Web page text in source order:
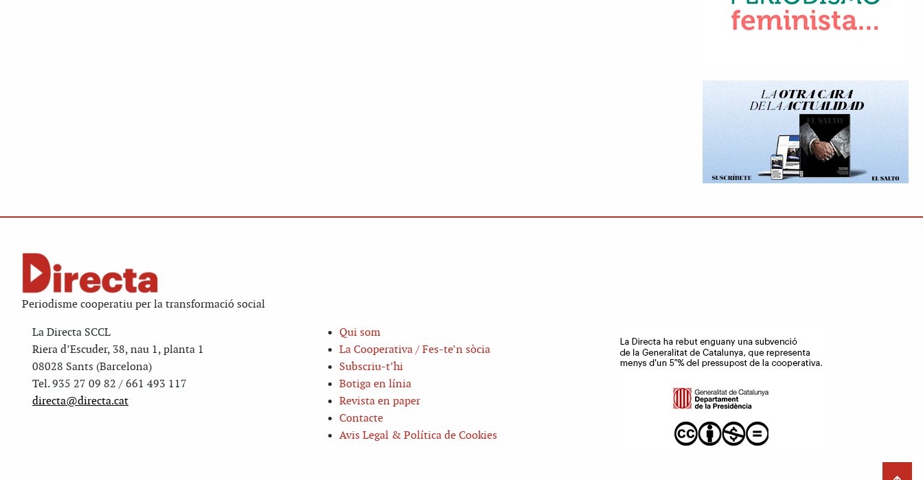
Periodisme cooperatiu per la transformació social
La Directa SCCL
Riera d’Escuder, 38, nau 1, planta 1
08028 Sants (Barcelona)
Tel. 935 27 09 82 / 661 493 117
directa@directa.cat
Qui som
La Cooperativa / Fes-te’n sòcia
Subscriu-t’hi
Botiga en línia
Revista en paper
Contacte
Avis Legal & Política de Cookies